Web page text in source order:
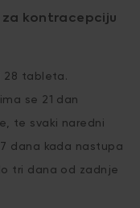
kontracepciju
28 tableta.
se 21 dan
te svaki naredni
dana kada nastupa
tri dana od zadnje